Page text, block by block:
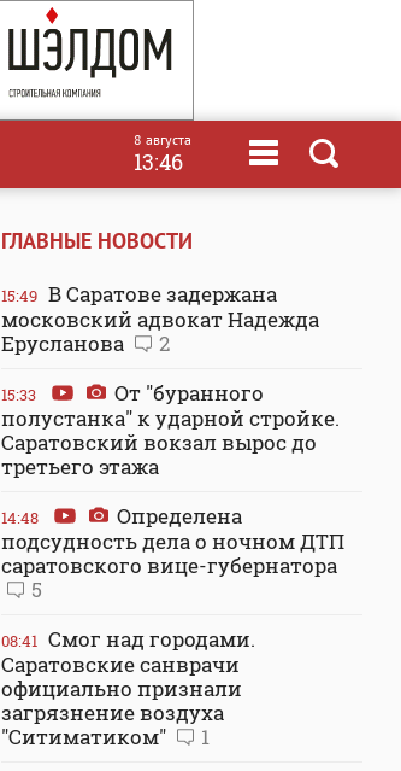
8 августа
13:46
ГЛАВНЫЕ НОВОСТИ
15:49 В Саратове задержана
московский адвокат Надежда
Ерусланова
2
15:33
От "буранного
полустанка" к ударной стройке.
Саратовский вокзал вырос до
третьего этажа
14:48
Определена
подсудность дела о ночном ДТП
саратовского вице-губернатора
5
08:41 Смог над городами.
Саратовские санврачи
официально признали
загрязнение воздуха
"Ситиматиком"
1